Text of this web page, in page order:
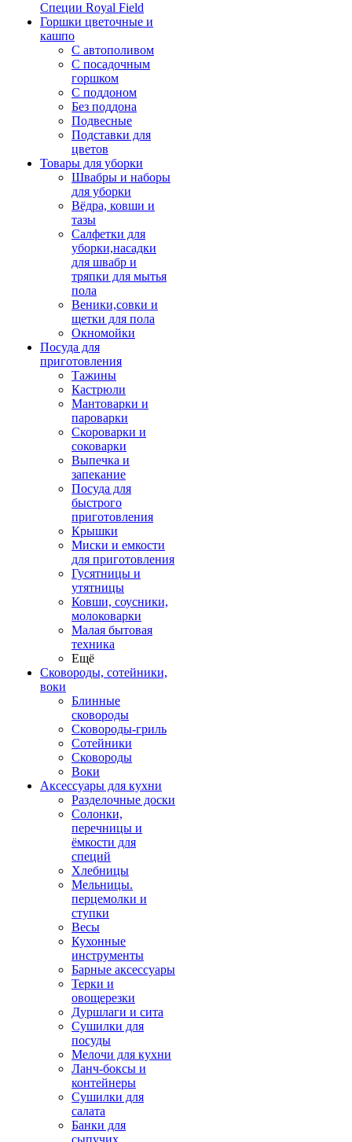
Специи Royal Field
Горшки цветочные и
кашпо
С автополивом
С посадочным
горшком
С поддоном
Без поддона
Подвесные
Подставки для
цветов
Товары для уборки
Швабры и наборы
для уборки
Вёдра, ковши и
тазы
Салфетки для
уборки,насадки
для швабр и
тряпки для мытья
пола
Веники,совки и
щетки для пола
Окномойки
Посуда для
приготовления
Тажины
Кастрюли
Мантоварки и
пароварки
Скороварки и
соковарки
Выпечка и
запекание
Посуда для
быстрого
приготовления
Крышки
Миски и емкости
для приготовления
Гусятницы и
утятницы
Ковши, соусники,
молоковарки
Малая бытовая
техника
Ещё
Сковороды, сотейники,
воки
Блинные
сковороды
Сковороды-гриль
Сотейники
Сковороды
Воки
Аксессуары для кухни
Разделочные доски
Солонки,
перечницы и
ёмкости для
специй
Хлебницы
Мельницы.
перцемолки и
ступки
Весы
Кухонные
инструменты
Барные аксессуары
Терки и
овощерезки
Дуршлаги и сита
Сушилки для
посуды
Мелочи для кухни
Ланч-боксы и
контейнеры
Сушилки для
салата
Банки для
сыпучих